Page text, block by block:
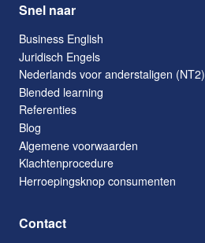
Snel naar
Business English
Juridisch Engels
Nederlands voor anderstaligen (NT2)
Blended learning
Referenties
Blog
Algemene voorwaarden
Klachtenprocedure
Herroepingsknop consumenten
Contact